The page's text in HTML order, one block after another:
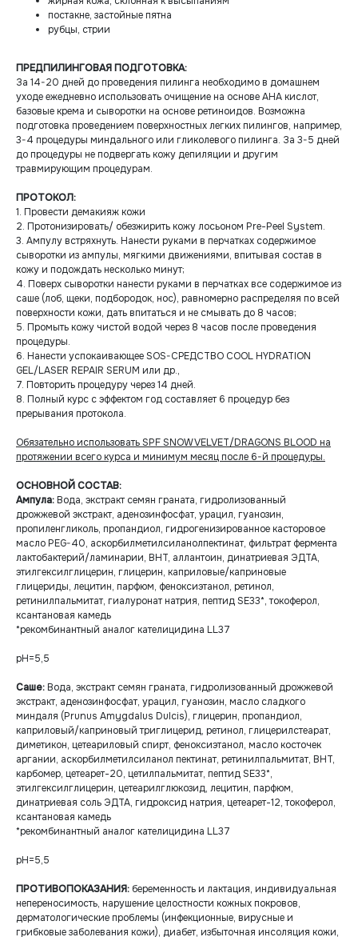
постакне, застойные пятна
рубцы, стрии
ПРЕДПИЛИНГОВАЯ ПОДГОТОВКА:
За 14-20 дней до проведения пилинга необходимо в домашнем
уходе ежедневно использовать очищение на основе АНА кислот,
базовые крема и сыворотки на основе ретиноидов. Возможна
подготовка проведением поверхностных легких пилингов, например,
3-4 процедуры миндального или гликолевого пилинга. За 3-5 дней
до процедуры не подвергать кожу депиляции и другим
травмирующим процедурам.
ПРОТОКОЛ:
1. Провести демакияж кожи
2. Протонизировать/ обезжирить кожу лосьоном Pre-Peel System.
3. Ампулу встряхнуть. Нанести руками в перчатках содержимое
сыворотки из ампулы, мягкими движениями, впитывая состав в
кожу и подождать несколько минут;
4. Поверх сыворотки нанести руками в перчатках все содержимое из
саше (лоб, щеки, подбородок, нос), равномерно распределяя по всей
поверхности кожи, дать впитаться и не смывать до 8 часов;
5. Промыть кожу чистой водой через 8 часов после проведения
процедуры.
6. Нанести успокаивающее SOS-СРЕДСТВО СOOL HYDRATION
GEL/LASER REPAIR SERUM или др.,
7. Повторить процедуру через 14 дней.
8. Полный курс с эффектом год составляет 6 процедур без
прерывания протокола.
Обязательно использовать SPF SNOW VELVET/DRAGONS BLOOD на
протяжении всего курса и минимум месяц после 6-й процедуры.
ОСНОВНОЙ СОСТАВ:
Ампула: Вода, экстракт семян граната, гидролизованный
дрожжевой экстракт, аденозинфосфат, урацил, гуанозин,
пропиленгликоль, пропандиол, гидрогенизированное касторовое
масло PEG-40, аскорбилметилсиланолпектинат, фильтрат фермента
лактобактерий/ламинарии, BHT, аллантоин, динатриевая ЭДТА,
этилгексилглицерин, глицерин, каприловые/каприновые
глицериды, лецитин, парфюм, феноксиэтанол, ретинол,
ретинилпальмитат, гиалуронат натрия, пептид SE33*, токоферол,
ксантановая камедь
*рекомбинантный аналог кателицидина LL37
рН=5,5
Саше: Вода, экстракт семян граната, гидролизованный дрожжевой
экстракт, аденозинфосфат, урацил, гуанозин, масло сладкого
миндаля (Prunus Amygdalus Dulcis), глицерин, пропандиол,
каприловый/каприновый триглицерид, ретинол, глицерилстеарат,
диметикон, цетеариловый спирт, феноксиэтанол, масло косточек
аргании, аскорбилметилсиланол пектинат, ретинилпальмитат, BHT,
карбомер, цетеарет-20, цетилпальмитат, пептид SE33*,
этилгексилглицерин, цетеарилглюкозид, лецитин, парфюм,
динатриевая соль ЭДТА, гидроксид натрия, цетеарет-12, токоферол,
ксантановая камедь
*рекомбинантный аналог кателицидина LL37
рН=5,5
ПРОТИВОПОКАЗАНИЯ: беременность и лактация, индивидуальная
непереносимость, нарушение целостности кожных покровов,
дерматологические проблемы (инфекционные, вирусные и
грибковые заболевания кожи), диабет, избыточная инсоляция кожи,